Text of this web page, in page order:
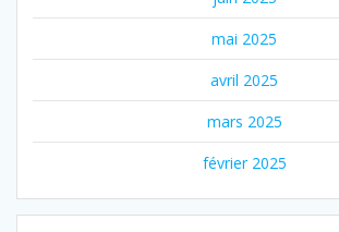
mai 2025
avril 2025
mars 2025
février 2025